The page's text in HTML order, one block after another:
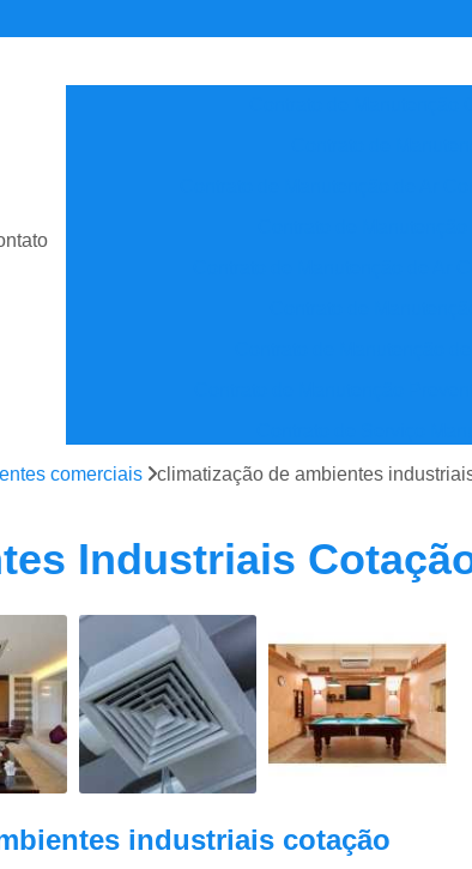
Contrato Manutenção
Contrato Prestação de Serviços
Limpeza de
Limpeza de Dutos de Ar
Limpeza de Dutos de Ar Condicionado
Limpeza de Dutos e Coifas
Limpeza de
Limpeza Dutos Ar Condicionado
Plano de Manutenção de Ar Condicionado
comerciais climatização de ambientes
Industriais
industriais cotação